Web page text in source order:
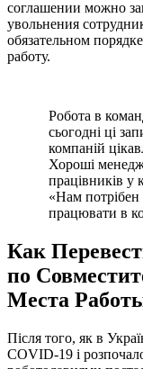
соглашении можно
увольнения
обязательном
работу.
Робота в
сьогодні ці
компаній
Хороші
працівників у
«Нам
працювати в
Как
по
Места
Після того, як в
COVID-19 і